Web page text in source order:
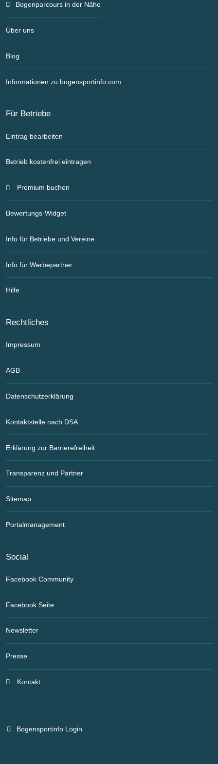
Bogenparcours in der Nähe
Über uns
Blog
Informationen zu bogensportinfo.com
Für Betriebe
Eintrag bearbeiten
Betrieb kostenfrei eintragen
Premium buchen
Bewertungs-Widget
Info für Betriebe und Vereine
Info für Werbepartner
Hilfe
Rechtliches
Impressum
AGB
Datenschutzerklärung
Kontaktstelle nach DSA
Erklärung zur Barrierefreiheit
Transparenz und Partner
Sitemap
Portalmanagement
Social
Facebook Community
Facebook Seite
Newsletter
Presse
Kontakt
Bogensportinfo Login